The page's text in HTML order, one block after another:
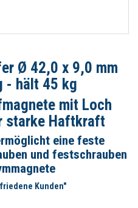
Ø 42,0 x 9,0 mm
- hält 45 kg
mit Loch
starke Haftkraft
eine feste
und festschrauben
Kunden"